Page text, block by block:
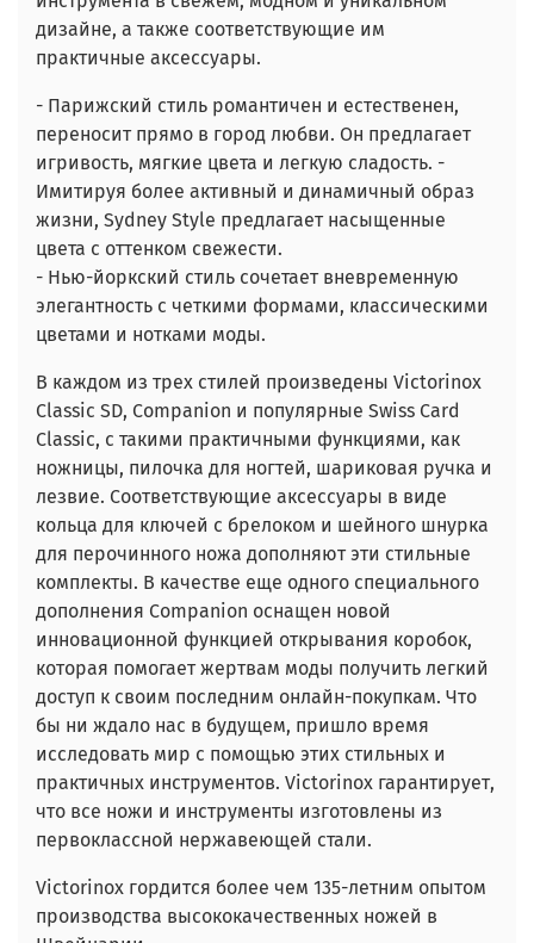
дизайне, а также соответствующие им
практичные аксессуары.
- Парижский стиль романтичен и естественен,
переносит прямо в город любви. Он предлагает
игривость, мягкие цвета и легкую сладость. -
Имитируя более активный и динамичный образ
жизни, Sydney Style предлагает насыщенные
цвета с оттенком свежести.
- Нью-йоркский стиль сочетает вневременную
элегантность с четкими формами, классическими
цветами и нотками моды.
В каждом из трех стилей произведены Victorinox
Classic SD, Companion и популярные Swiss Card
Classic, с такими практичными функциями, как
ножницы, пилочка для ногтей, шариковая ручка и
лезвие. Соответствующие аксессуары в виде
кольца для ключей с брелоком и шейного шнурка
для перочинного ножа дополняют эти стильные
комплекты. В качестве еще одного специального
дополнения Companion оснащен новой
инновационной функцией открывания коробок,
которая помогает жертвам моды получить легкий
доступ к своим последним онлайн-покупкам. Что
бы ни ждало нас в будущем, пришло время
исследовать мир с помощью этих стильных и
практичных инструментов. Victorinox гарантирует,
что все ножи и инструменты изготовлены из
первоклассной нержавеющей стали.
Victorinox гордится более чем 135-летним опытом
производства высококачественных ножей в